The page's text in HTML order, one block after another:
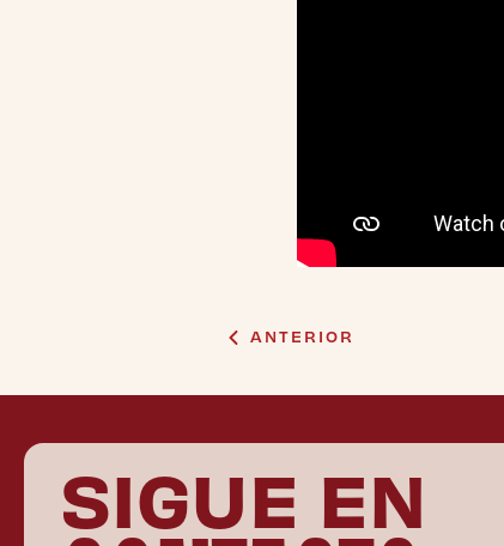
ANTERIOR
SIGUE EN